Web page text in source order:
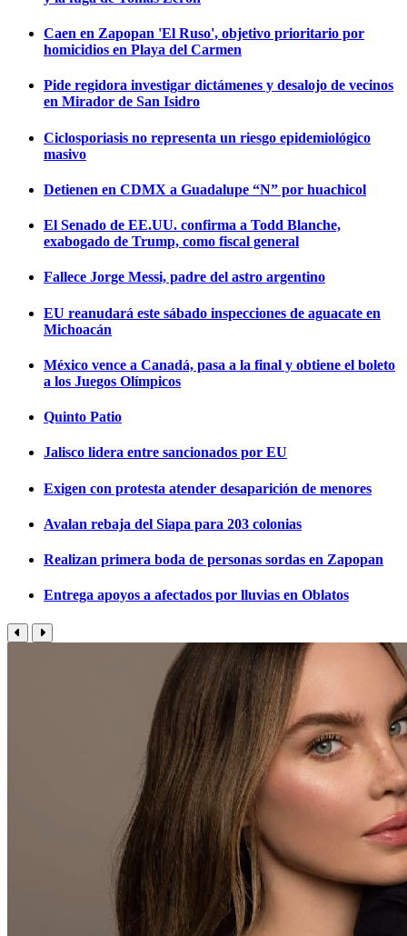
Caen en Zapopan 'El Ruso', objetivo prioritario por
homicidios en Playa del Carmen
Pide regidora investigar dictámenes y desalojo de vecinos
en Mirador de San Isidro
Ciclosporiasis no representa un riesgo epidemiológico
masivo
Detienen en CDMX a Guadalupe “N” por huachicol
El Senado de EE.UU. confirma a Todd Blanche,
exabogado de Trump, como fiscal general
Fallece Jorge Messi, padre del astro argentino
EU reanudará este sábado inspecciones de aguacate en
Michoacán
México vence a Canadá, pasa a la final y obtiene el boleto
a los Juegos Olímpicos
Quinto Patio
Jalisco lidera entre sancionados por EU
Exigen con protesta atender desaparición de menores
Avalan rebaja del Siapa para 203 colonias
Realizan primera boda de personas sordas en Zapopan
Entrega apoyos a afectados por lluvias en Oblatos